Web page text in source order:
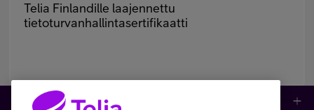
Telia Finlandille laajennettu
tietoturvanhallintasertifikaatti
Kauppa